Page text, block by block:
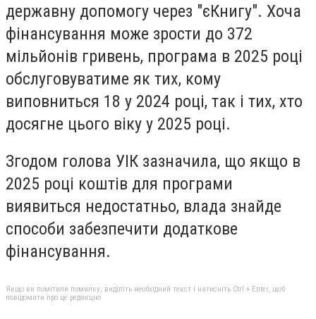
державну допомогу через "єКнигу". Хоча
фінансування може зрости до 372
мільйонів гривень, програма в 2025 році
обслуговуватиме як тих, кому
виповниться 18 у 2024 році, так і тих, хто
досягне цього віку у 2025 році.
Згодом голова УІК зазначила, що якщо в
2025 році коштів для програми
виявиться недостатньо, влада знайде
способи забезпечити додаткове
фінансування.
Якщо ви помітили помилку, виділіть необхідний текст і натисніть Ctrl + Enter, щоб
повідомити про це редакцію